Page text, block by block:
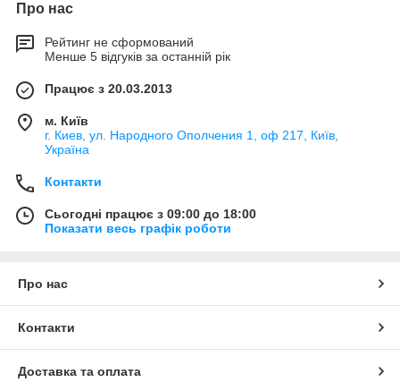
Про нас
Рейтинг не сформований
Менше 5 відгуків за останній рік
Працює з 20.03.2013
м. Київ
г. Киев, ул. Народного Ополчения 1, оф 217, Київ,
Україна
Контакти
Сьогодні працює з 09:00 до 18:00
Показати весь графік роботи
Про нас
Контакти
Доставка та оплата